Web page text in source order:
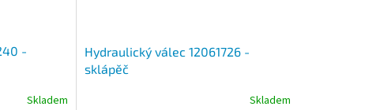
-
Skladem
Hydraulický válec 12061726 -
sklápěč
Skladem